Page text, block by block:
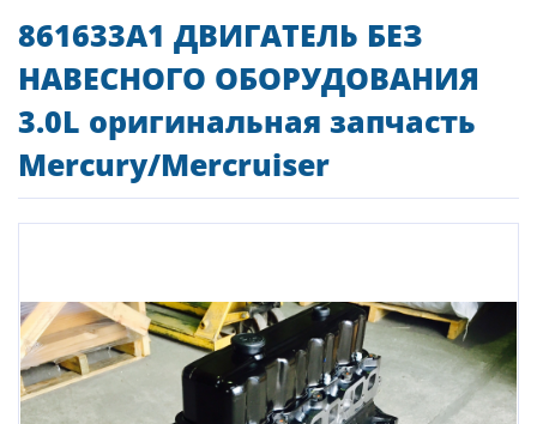
861633A1 ДВИГАТЕЛЬ БЕЗ
НАВЕСНОГО ОБОРУДОВАНИЯ
3.0L оригинальная запчасть
Mercury/Mercruiser